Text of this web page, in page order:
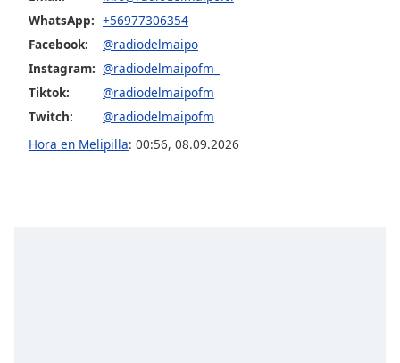
Opacity
Caption
Area
Color
WhatsApp: +56977306354
Facebook:
@radiodelmaipo
Instagram: @radiodelmaipofm_
Tiktok:
@radiodelmaipofm
Twitch:
@radiodelmaipofm
Hora en Melipilla: 00:56, 08.09.2026